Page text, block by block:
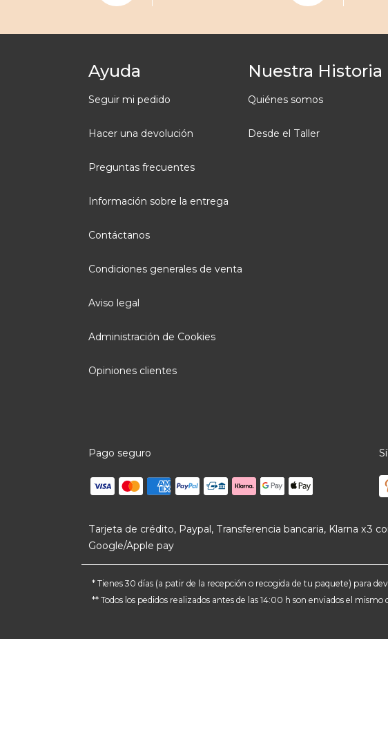
Ayuda
Seguir mi pedido
Hacer una devolución
Preguntas frecuentes
Información sobre la entrega
Contáctanos
Condiciones generales de venta
Aviso legal
Administración de Cookies
Opiniones clientes
Nuestra Historia
Quiénes somos
Desde el Taller
Pago seguro
Tarjeta de crédito, Paypal, Transferencia bancaria, Klarna x3
Google/Apple pay
* Tienes 30 días (a patir de la recepción o recogida de tu paquete) para
** Todos los pedidos realizados antes de las 14:00 h son enviados el mismo